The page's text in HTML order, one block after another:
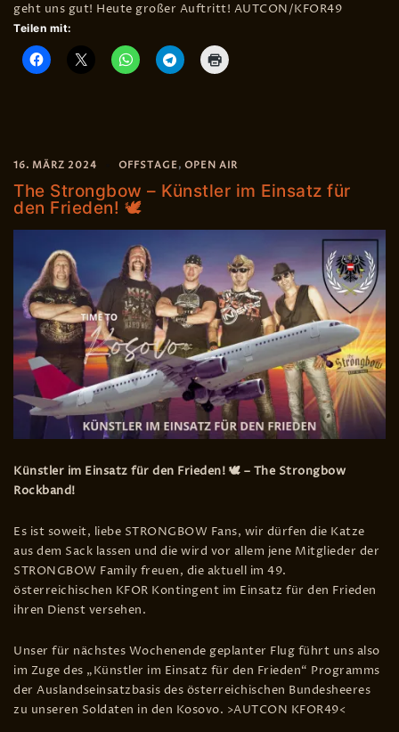
geht uns gut! Heute großer Auftritt! AUTCON/KFOR49
Teilen mit:
16. MÄRZ 2024 OFFSTAGE, OPEN AIR
The Strongbow – Künstler im Einsatz für
den Frieden! 🕊️
Künstler im Einsatz für den Frieden! 🕊️ – The Strongbow
Rockband!
Es ist soweit, liebe STRONGBOW Fans, wir dürfen die Katze
aus dem Sack lassen und die wird vor allem jene Mitglieder der
STRONGBOW Family freuen, die aktuell im 49.
österreichischen KFOR Kontingent im Einsatz für den Frieden
ihren Dienst versehen.
Unser für nächstes Wochenende geplanter Flug führt uns also
im Zuge des „Künstler im Einsatz für den Frieden“ Programms
der Auslandseinsatzbasis des österreichischen Bundesheeres
zu unseren Soldaten in den Kosovo. >AUTCON KFOR49<